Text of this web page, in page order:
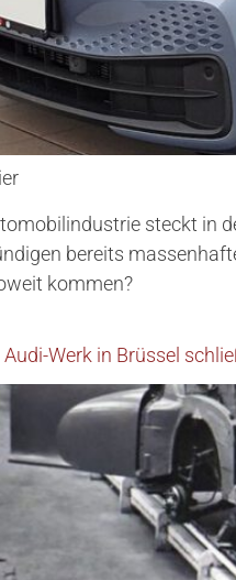
steckt in
bereits
kommen?
Audi-Werk in Brüssel